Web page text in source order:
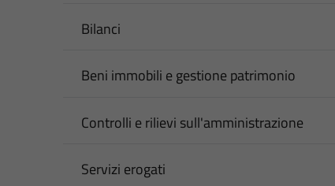
Bilanci
Beni immobili e gestione patrimonio
Controlli e rilievi sull'amministrazione
Servizi erogati